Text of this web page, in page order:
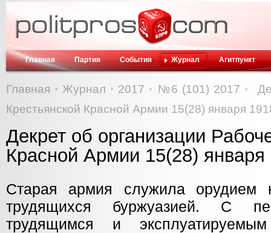
Главная Партия События Журнал Агитпункт
Главная Журнал 2017 №6 (101) 2017
Крестьянской Красной Армии 15(28) января
Декрет об организации
Красной Армии 15(28) января
Старая армия служила орудием
трудящихся буржуазией. С
трудящимся и